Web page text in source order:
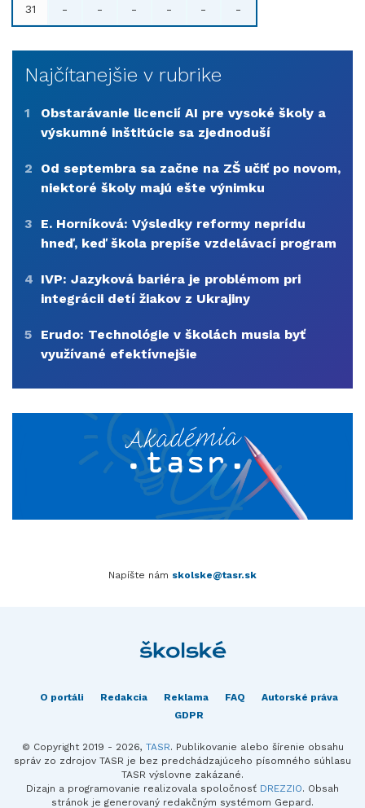
31 - - - - - -
Najčítanejšie v rubrike
1
Obstarávanie licencií AI pre vysoké školy a
výskumné inštitúcie sa zjednoduší
2
Od septembra sa začne na ZŠ učiť po novom,
niektoré školy majú ešte výnimku
3
E. Horníková: Výsledky reformy neprídu
hneď, keď škola prepíše vzdelávací program
4 IVP: Jazyková bariéra je problémom pri
integrácii detí žiakov z Ukrajiny
5
Erudo: Technológie v školách musia byť
využívané efektívnejšie
Napíšte nám skolske@tasr.sk
O portáli Redakcia Reklama FAQ
Autorské práva
GDPR
© Copyright 2019 - 2026, TASR. Publikovanie alebo šírenie obsahu
správ zo zdrojov TASR je bez predchádzajúceho písomného súhlasu
TASR výslovne zakázané.
Dizajn a programovanie realizovala spoločnosť DREZZIO. Obsah
stránok je generovaný redakčným systémom Gepard.